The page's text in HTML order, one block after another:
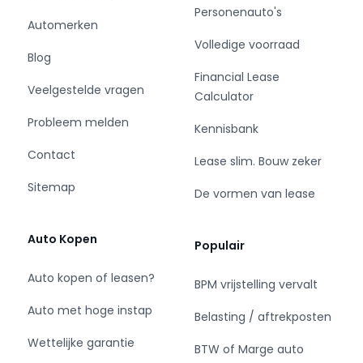
Wij begrijpen als geen ander dat een
bedrijfswagen aanschaffen een hele uitgave is
en soms niet gelegen komt.
Wij kunnen met u meedenken in passende
financieringsmogelijkheden.
bent u bij Van der Wal Vans V.O.F. aan het juiste
adres!
Automerken
Blog
Veelgestelde vragen
Probleem melden
Contact
Sitemap
Auto Kopen
Auto kopen of leasen?
Auto met hoge instap
Wettelijke garantie
Personenauto's
Volledige voorraad
Financial Lease
Calculator
Kennisbank
Lease slim. Bouw zeker
De vormen van lease
Populair
BPM vrijstelling vervalt
Belasting / aftrekposten
BTW of Marge auto